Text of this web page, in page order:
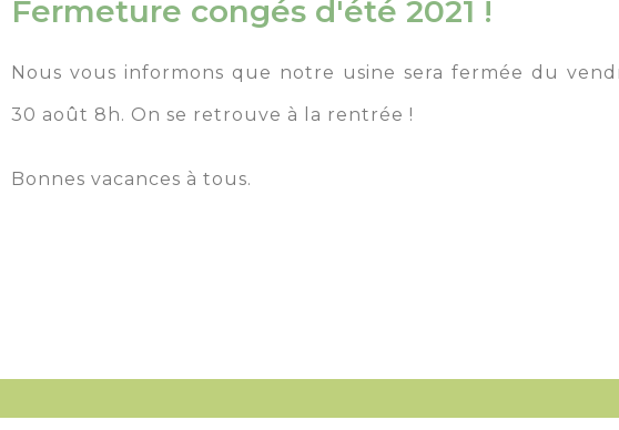
Fermeture congés d'été 2021 !
Nous vous informons que notre usine sera fermée du
30 août 8h. On se retrouve à la rentrée !
Bonnes vacances à tous.